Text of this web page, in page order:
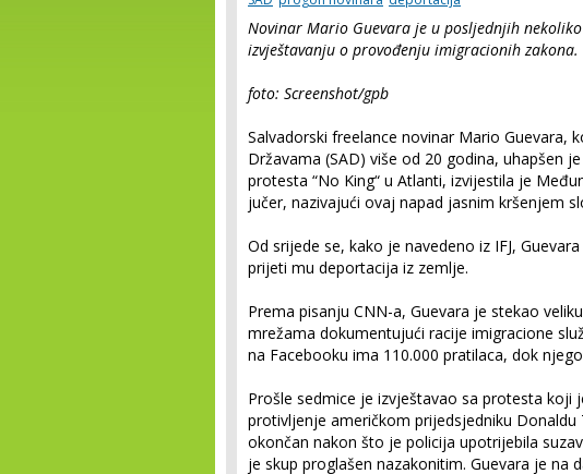
Novinar Mario Guevara je u posljednjih
izvještavanju o provođenju imigracionih zakona.
foto: Screenshot/gpb
Salvadorski freelance novinar Mario Guevara,
Državama (SAD) više od 20 godina, uhapšen
protesta “No King“ u Atlanti, izvijestila je
jučer, nazivajući ovaj napad jasnim kršenjem
Od srijede se, kako je navedeno iz IFJ,
prijeti mu deportacija iz zemlje.
Prema pisanju CNN-a, Guevara je stekao
mrežama dokumentujući racije imigracione
na Facebooku ima 110.000 pratilaca, dok
Prošle sedmice je izvještavao sa protesta koji
protivljenje američkom prijedsjedniku Donaldu
okončan nakon što je policija upotrijebila
je skup proglašen nazakonitim. Guevara je na